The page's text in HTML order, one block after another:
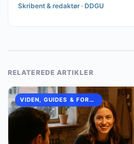
Skribent & redaktør · DDGU
RELATEREDE ARTIKLER
VIDEN, GUIDES & FORKLARINGER